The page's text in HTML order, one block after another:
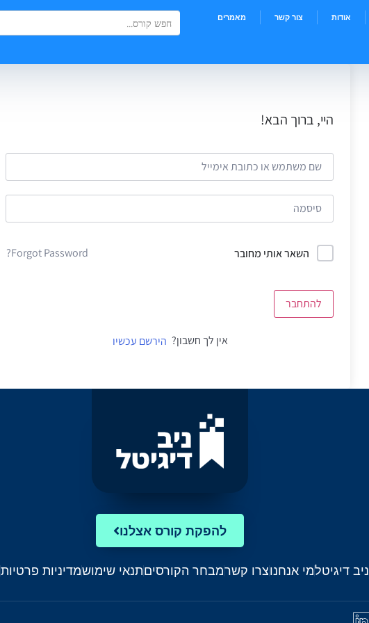
אודות צור קשר מאמרים Search
for:
Search Button
היי, ברוך הבא!
השאר אותי מחובר Forgot Password?
להתחבר
אין לך חשבון? הירשם עכשיו
להפקת קורס אצלנו
ניב דיגיטלמי אנחנוצרו קשרמבחר הקורסיםתנאי שימושמדיניות פרטיות